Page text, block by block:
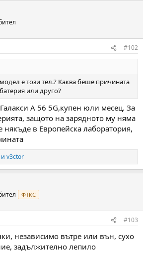
#102
е този тел.? Каква беше причината
или друго?
A 56 5G,купен юли месец. За
защото на зарядното му няма
в Европейска лаборатория,
и v3ctor
ФТКС
#103
независимо вътре или вън, сухо
задължително лепило